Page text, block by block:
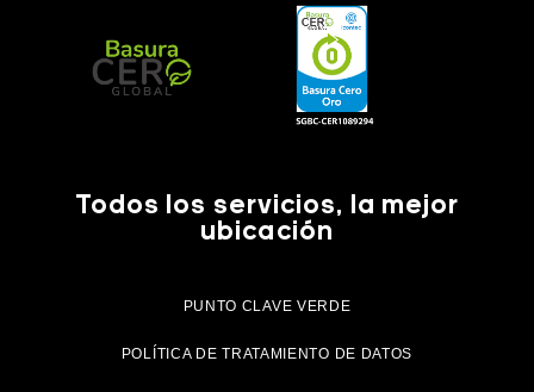
Todos los servicios, la mejor
ubicación
PUNTO CLAVE VERDE
POLÍTICA DE TRATAMIENTO DE DATOS